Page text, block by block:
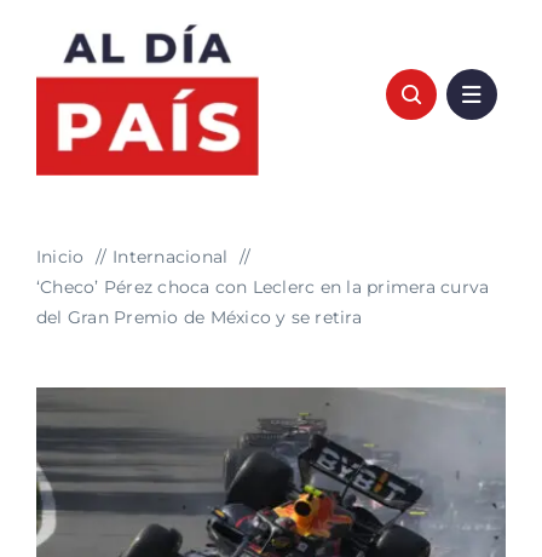
contenido
Inicio
Internacional
‘Checo’ Pérez choca con Leclerc en la primera curva
del Gran Premio de México y se retira